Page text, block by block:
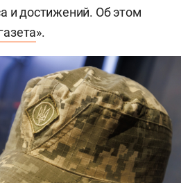
и достижений. Об этом
».